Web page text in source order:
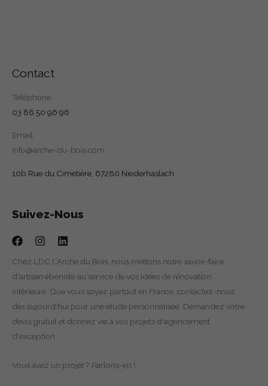
Contact
Téléphone
03 88 50 96 96
Email:
info@arche-du-bois.com
10b Rue du Cimetière, 67280 Niederhaslach
Suivez-Nous
Chez LDC L’Arche du Bois, nous mettons notre savoir-faire
d'artisan ébéniste au service de vos idées de rénovation
intérieure. Que vous soyez partout en France, contactez-nous
dès aujourd'hui pour une étude personnalisée. Demandez votre
devis gratuit et donnez vie à vos projets d'agencement
d'exception.
Vous avez un projet ? Parlons-en !